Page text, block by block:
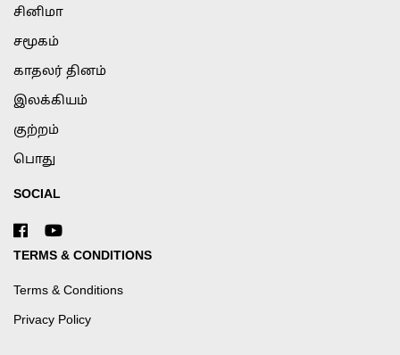
சினிமா
சமூகம்
காதலர் தினம்
இலக்கியம்
குற்றம்
பொது
SOCIAL
TERMS & CONDITIONS
Terms & Conditions
Privacy Policy